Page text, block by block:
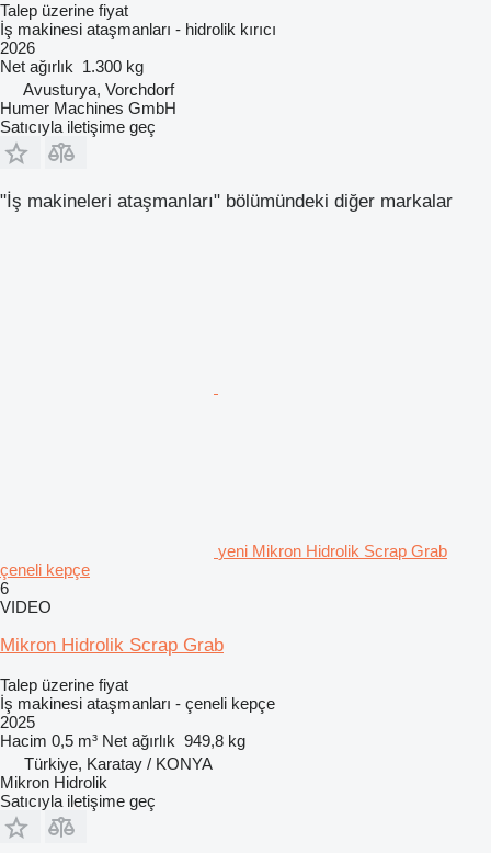
Talep üzerine fiyat
İş makinesi ataşmanları - hidrolik kırıcı
2026
Net ağırlık 1.300 kg
Avusturya, Vorchdorf
Humer Machines GmbH
Satıcıyla iletişime geç
"İş makineleri ataşmanları" bölümündeki diğer markalar
yeni Mikron Hidrolik Scrap Grab
çeneli kepçe
6
VIDEO
Mikron Hidrolik Scrap Grab
Talep üzerine fiyat
İş makinesi ataşmanları - çeneli kepçe
2025
Hacim 0,5 m³ Net ağırlık 949,8 kg
Türkiye, Karatay / KONYA
Mikron Hidrolik
Satıcıyla iletişime geç